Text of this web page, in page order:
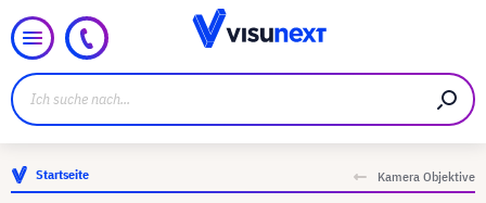
Startseite Kamera Objektive